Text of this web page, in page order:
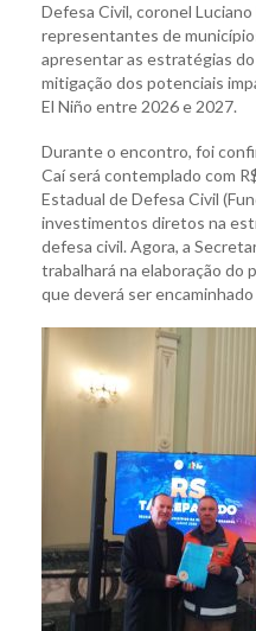
Defesa Civil, coronel
representantes de
apresentar as estratégias
mitigação dos potenciais
El Niño entre 2026 e 2027.
Durante o encontro, foi
Caí será contemplado com
Estadual de Defesa Civil
investimentos diretos na
defesa civil. Agora, a
trabalhará na elaboração do
que deverá ser